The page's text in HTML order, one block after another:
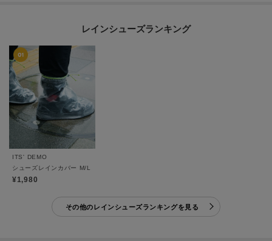
レインシューズランキング
ITS' DEMO
シューズレインカバー M/L
¥1,980
その他のレインシューズランキングを見る